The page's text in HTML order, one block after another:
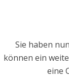
Sie haben
können ein
eine